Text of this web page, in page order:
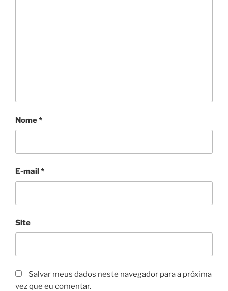
Nome*
E-mail*
Site
Salvar meus dados neste navegador para a próxima
vez que eu comentar.